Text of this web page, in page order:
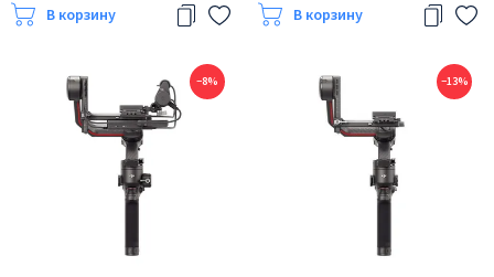
В корзину В корзину
−8% −13%